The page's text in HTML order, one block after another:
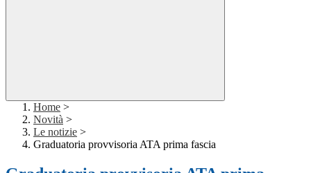
Home >
Novità >
Le notizie >
Graduatoria provvisoria ATA prima fascia